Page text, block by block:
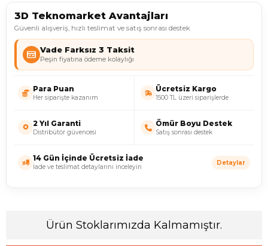
3D Teknomarket Avantajları
Güvenli alışveriş, hızlı teslimat ve satış sonrası destek
Vade Farksız 3 Taksit
Peşin fiyatına ödeme kolaylığı
Para Puan
Her siparişte kazanım
Ücretsiz Kargo
1500 TL üzeri siparişlerde
2 Yıl Garanti
Distribütör güvencesi
Ömür Boyu Destek
Satış sonrası destek
14 Gün İçinde Ücretsiz İade
İade ve teslimat detaylarını inceleyin
Detaylar
Ürün Stoklarımızda Kalmamıştır.